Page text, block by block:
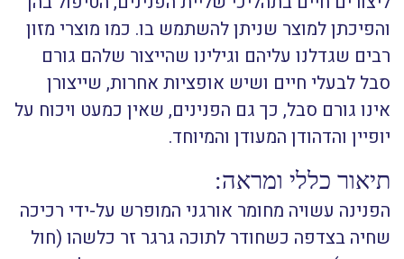
והפיכתן למוצר שניתן להשתמש בו. כמו מוצרי מזון
רבים שגדלנו עליהם וגילינו שהייצור שלהם גורם
סבל לבעלי חיים ושיש אופציות אחרות, שייצורן
אינו גורם סבל, כך גם הפנינים, שאין כמעט ויכוח על
יופיין והדהודן המעודן והמיוחד.
תיאור כללי ומראה:
הפנינה עשויה מחומר אורגני המופרש על-ידי רכיכה
שחיה בצדפה כשחודר לתוכה גרגר זר כלשהו (חול